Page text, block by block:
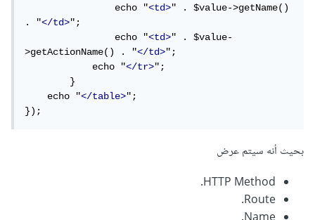
                echo "
<td>" . $value->getName()
. "</td>";
                echo "
<td>" . $value-
>getActionName() . "</td>";
            echo "
</tr>";
        }
    echo "
</table>";
});
بحيث أنه سيتم عرض
HTTP Method.
Route.